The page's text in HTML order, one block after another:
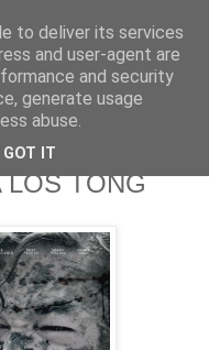
DE VISTA BATRACIO
LOS TONG
to deliver its services
and user-agent are
and security
generate usage
abuse.
GOT IT